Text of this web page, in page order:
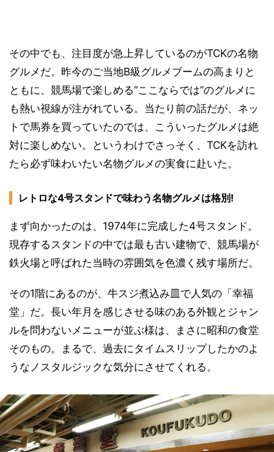
その中でも、注目度が急上昇しているのがTCKの名物
グルメだ。昨今のご当地B級グルメブームの高まりと
ともに、競馬場で楽しめる“ここならでは”のグルメに
も熱い視線が注がれている。当たり前の話だが、ネッ
トで馬券を買っていたのでは、こういったグルメは絶
対に楽しめない。というわけでさっそく、TCKを訪れ
たら必ず味わいたい名物グルメの実食に赴いた。
レトロな4号スタンドで味わう名物グルメは格別!
まず向かったのは、1974年に完成した4号スタンド。
現存するスタンドの中では最も古い建物で、競馬場が
鉄火場と呼ばれた当時の雰囲気を色濃く残す場所だ。
その1階にあるのが、牛スジ煮込み皿で人気の「幸福
堂」だ。長い年月を感じさせる味のある外観とジャン
ルを問わないメニューが並ぶ様は、まさに昭和の食堂
そのもの。まるで、過去にタイムスリップしたかのよ
うなノスタルジックな気分にさせてくれる。